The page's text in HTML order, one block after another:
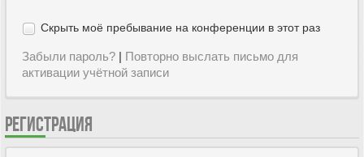
Скрыть моё пребывание на конференции в этот раз
Забыли пароль? | Повторно выслать письмо для
активации учётной записи
РЕГИСТРАЦИЯ